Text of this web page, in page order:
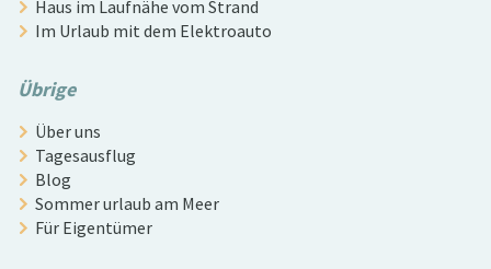
Haus im Laufnähe vom Strand
Im Urlaub mit dem Elektroauto
Übrige
Über uns
Tagesausflug
Blog
Sommer urlaub am Meer
Für Eigentümer